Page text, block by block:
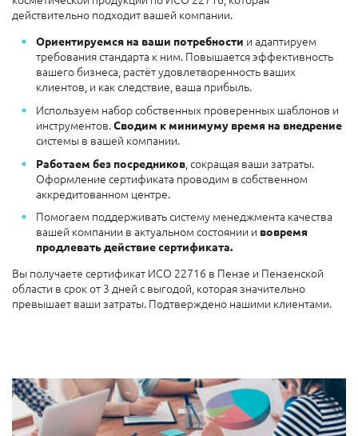
действительно подходит вашей компании.
Ориентируемся на ваши потребности и адаптируем
требования стандарта к ним. Повышается эффективность
вашего бизнеса, растёт удовлетворенность ваших
клиентов, и как следствие, ваша прибыль.
Используем набор собственных проверенных шаблонов и
инструментов.Сводим к минимуму время на внедрение
системы в вашей компании.
Работаем без посредников , сокращая ваши затраты.
Оформление сертификата проводим в собственном
аккредитованном центре.
Помогаем поддерживать систему менеджмента качества
вашей компании в актуальном состоянии и вовремя
продлевать действиесертификата.
Вы получаете сертификат ИСО 22716 в Пензе и Пензенской
области в срок от 3 дней с выгодой, которая значительно
превышает ваши затраты. Подтверждено нашими клиентами.